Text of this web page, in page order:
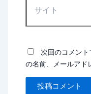
次回のコメン
の名前、メールアド